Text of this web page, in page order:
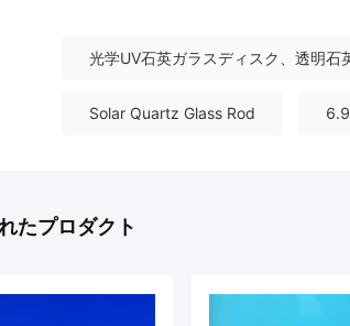
光学UV石英ガラスディスク、透明
Solar Quartz Glass Rod
たプロダクト